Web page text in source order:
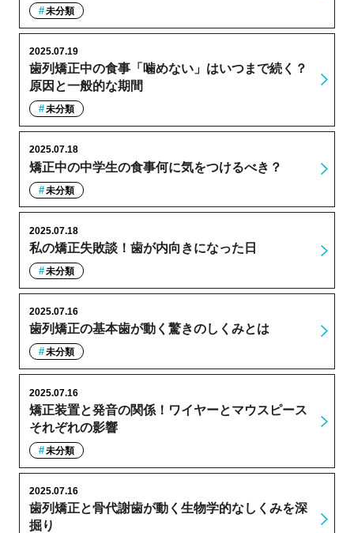
未分類
歯列矯正中の食事「噛めない」はいつまで続く？
原因と一般的な期間
2025.07.19
未分類
矯正中の中学生の食事何に気をつけるべき？
2025.07.18
未分類
私の矯正失敗談！歯が内向きになった日
2025.07.18
未分類
歯列矯正の基本歯が動く驚きのしくみとは
2025.07.16
未分類
矯正装置と発音の関係！ワイヤーとマウスピース
それぞれの影響
2025.07.16
未分類
歯列矯正と骨代謝歯が動く生物学的なしくみを深
掘り
2025.07.16